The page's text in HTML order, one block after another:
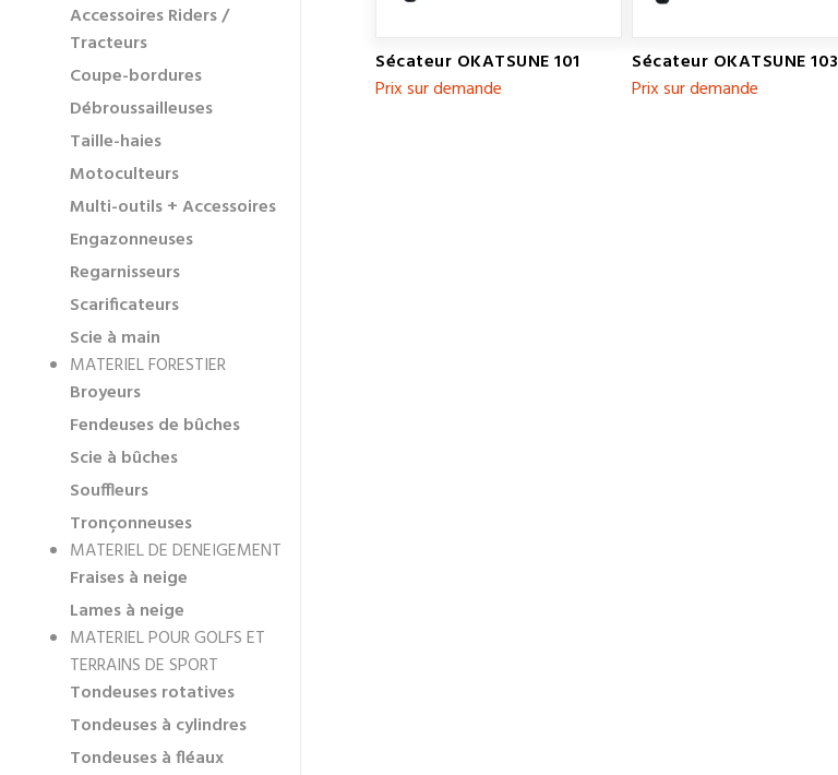
Accessoires Riders /
Tracteurs
Coupe-bordures
Débroussailleuses
Taille-haies
Motoculteurs
Multi-outils + Accessoires
Engazonneuses
Regarnisseurs
Scarificateurs
Scie à main
MATERIEL FORESTIER
Broyeurs
Fendeuses de bûches
Scie à bûches
Souffleurs
Tronçonneuses
MATERIEL DE DENEIGEMENT
Fraises à neige
Lames à neige
MATERIEL POUR GOLFS ET
TERRAINS DE SPORT
Tondeuses rotatives
Tondeuses à cylindres
Tondeuses à fléaux
Sécateur OKATSUNE 101
Prix sur demande
Sécateur OKATSUNE 103
Prix sur demande